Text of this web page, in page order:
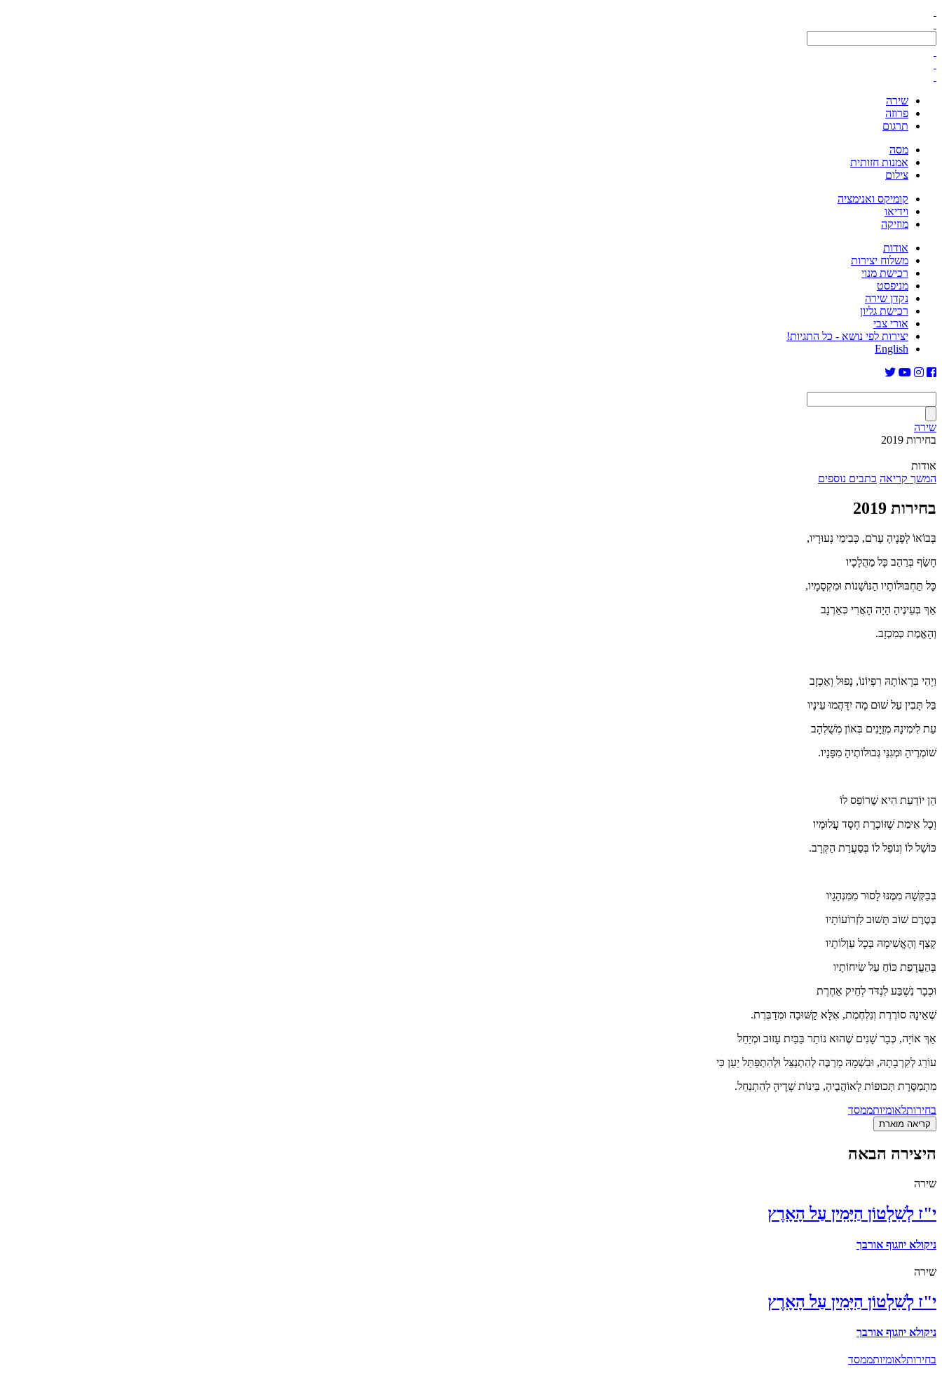
שירה
פרוזה
תרגום
מסה
אמנות חזותית
צילום
קומיקס ואנימציה
וידיאו
מוזיקה
אודות
משלוח יצירות
רכישת מנוי
מניפסט
נקדן שירה
רכישת גליון
אורי צבי
יצירות לפי נושא - כל התגיות!
English
שירה
בחירות 2019
אודות
המשך קריאה כתבים נוספים
בחירות 2019
בְּבוֹאוֹ לְפָנֶיהָ עָרֹם, כְּבִימֵי נְעוּרָיו,
חָשַׂף בְּרַהַב כָּל מַהֲלָכָיו
כָּל תַּחְבּוּלוֹתָיו הַנּוֹשָׁנוֹת וּמִקְסָמָיו,
אַךְ בְּעֵינֶיהָ הָיָה הָאֲרִי כְּאַרְנָב
וְהָאֱמֶת כְּמִכְזָב.
וַיְהִי בִּרְאוֹתָהּ רִפְיוֹנוֹ, נָפוּל וְאַכְזָב
בַּל תָּבִין עַל שׁוּם מָה יִדָּהֲמוּ עֵינָיו
עֵת לִימִינָהּ מְזֻיָּנִים בְּאוֹן מְשֻׁלְהָב
שׁוֹמְרֶיהָ וּמְגִנֵּי גְּבוּלוֹתֶיהָ מִפָּנָיו.
הֵן יוֹדַעַת הִיא שֶׁרוֹפֵס לוֹ
וְכָל אֵימַת שֶׁזּוֹכֶרֶת חֶסֶד עֲלוּמָיו
כּוֹשֵׁל לוֹ וְנוֹפֵל לוֹ בְּסַעֲרַת הַקְּרָב.
בְּבַקְּשָׁהּ מִמֶּנּוּ לָסוּר מִמִּנְהָגָיו
בְּטֶרֶם שׁוֹב תָּשׁוּב לִזְרוֹעוֹתָיו
קָצַף וְהֶאֱשִׁימָהּ בְּכָל עַוְלוֹתָיו
בְּהַעֲדָפַת כּוֹחַ עַל שִׂיחוֹתָיו
וּכְבָר נִשְׁבַּע לִנְדֹּד לְחֵיק אַחֶרֶת
שֶׁאֵינָהּ סוֹרֶרֶת וְנִלְחֶמֶת, אֶלָּא קַשּׁוּבָה וּמְדַבֶּרֶת.
אַךְ אוֹיָה, כְּבָר שָׁנִים שֶׁהוּא נוֹתַר בַּבַּיִת עָזוּב וּמְיַחֵל
עוֹרֵג לְקִרְבָתָהּ, וּבִשְׁמָהּ מַרְבֶּה לְהִתְנַצֵּל וּלְהִתְפַּתֵּל יַעַן כִּי
מִתְמַסֶּרֶת תְּכוּפוֹת לְאוֹהֲבֶיהָ, בֵּינוֹת שָׁדֶיהָ לְהִתְנַחֵל.
בחירותלאומיותממסד
קריאה מוארת
היצירה הבאה
שירה
י"ז לְשִׁלְטוֹן הַיָּמִין עַל הָאָרֶץ
ניקולא יוזגוף אורבך
שירה
י"ז לְשִׁלְטוֹן הַיָּמִין עַל הָאָרֶץ
ניקולא יוזגוף אורבך
בחירותלאומיותממסד